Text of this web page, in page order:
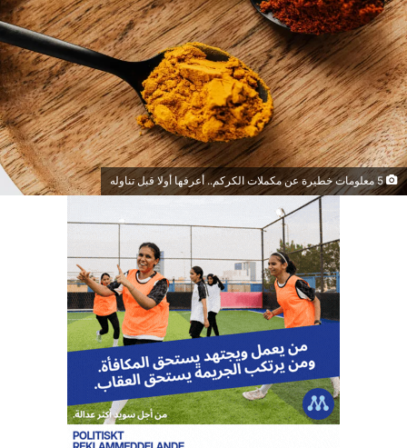
5 معلومات خطيرة عن مكملات الكركم.. أعرفها أولا قبل تناوله